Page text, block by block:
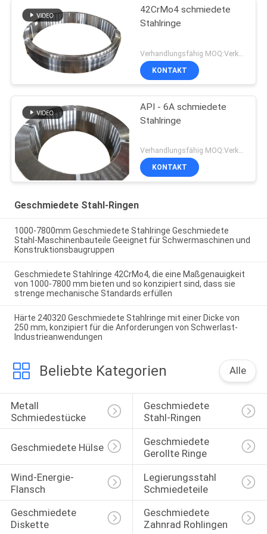
42CrMo4 schmiedete
Stahlringe
KONTAKT
API - 6A schmiedete
Stahlringe
Verhandlungsfähig MOQ:Verkäuflich
KONTAKT
Geschmiedete Stahl-Ringen
1000-7800mm Geschmiedete Stahlringe Geschmiedete
Stahl-Maschinenbauteile Geeignet für Schwermaschinen und
Konstruktionsbaugruppen
Geschmiedete Stahlringe 42CrMo4, die eine Maßgenauigkeit
von 1000-7800 mm bieten und so konzipiert sind, dass sie
strenge mechanische Standards erfüllen
Härte 240320 Geschmiedete Stahlringe mit einer Dicke von
250 mm, konzipiert für die Anforderungen von Schwerlast-
Industrieanwendungen
Beliebte Kategorien Alle
Metall
Schmiedestücke
Geschmiedete
Stahl-Ringen
Geschmiedete Hülse
Geschmiedete
Gerollte Ringe
Wind-Energie-
Flansch
Legierungsstahl
Schmiedeteile
Geschmiedete
Diskette
Geschmiedete
Zahnrad Rohlingen